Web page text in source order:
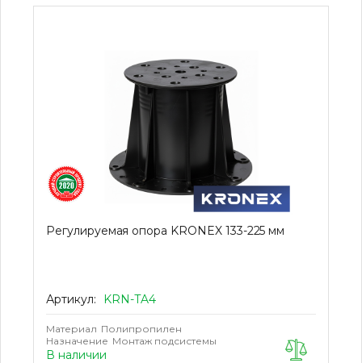
Регулируемая опора KRONEX 133-225 мм
Артикул: KRN-TA4
Материал Полипропилен
Назначение Монтаж подсистемы
В наличии